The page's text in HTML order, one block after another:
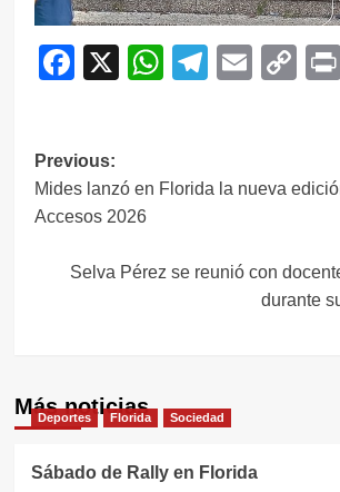
Facebook
X WhatsApp
Telegram
Email
Navegación
de
Previous:
Mides lanzó en Florida la nueva
Accesos 2026
Selva Pérez se reunió con
durante
Más noticias
Deportes Florida Sociedad
Sábado de Rally en Florida